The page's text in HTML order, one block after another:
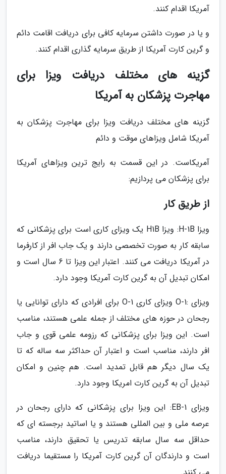
آمریکا اقدام کنند.
و یا در صورت داشتن سرمایه کافی برای دریافت اقامت دائم
و گرین کارت آمریکا از طریق سرمایه گذاری اقدام کنند.
گزینه های مختلف دریافت ویزا برای
مهاجرت پزشکان به آمریکا
گزینه های مختلف دریافت ویزا برای مهاجرت پزشکان به
آمریکا شامل ویزاهای موقت و دائم
آمریکاست. در این قسمت به رایج ترین ویزاهای آمریکا
برای پزشکان می پردازیم:
از طریق کار
ویزا H-1B: ویزا H1B یک ویزای کاری است برای پزشکانی که
سابقه کار به صورت تخصصی دارند و یک جاب افر از کارفرما
در آمریکا دریافت می کنند. اعتبار این ویزا تا 6 سال است و
امکان تبدیل آن به گرین کارت آمریکا وجود دارد.
ویزای :O-1 ویزای کاری O-1 برای افرادی که دارای توانایی یا
رجحان در حوزه های مختلف از جمله علمی هستند، مناسب
است. این ویزا برای پزشکانی که رزومه علمی قوی و جاب
افر دارند، مناسب است و اعتبار آن حداکثر سه ساله که تا
یک سال دیگر هم قابل تمدید است. هم چنین و امکان
تبدیل آن به گرین کارت امریکا وجود دارد.
ویزای EB-1: این ویزا برای پزشکانی که دارای رجحان در
عرصه ملی و بین المللی هستند و یا اساتید برجسته ای که
حداقل سه سال سابقه تدریس یا تحقیق دارند، مناسب
است و دارندگان آن گرین کارت آمریکا را مستقیما دریافت